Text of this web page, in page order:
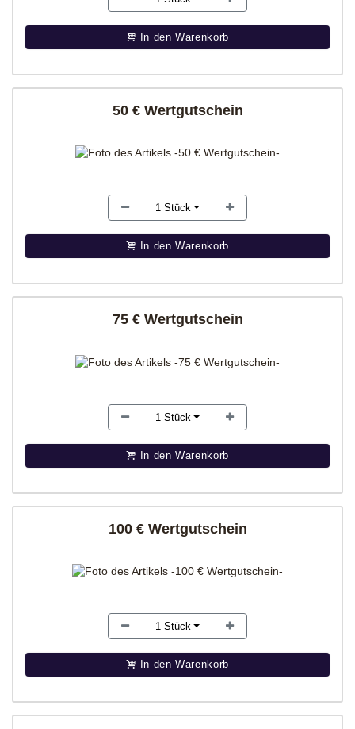
In den Warenkorb
50 € Wertgutschein
1 Stück
In den Warenkorb
75 € Wertgutschein
1 Stück
In den Warenkorb
100 € Wertgutschein
1 Stück
In den Warenkorb